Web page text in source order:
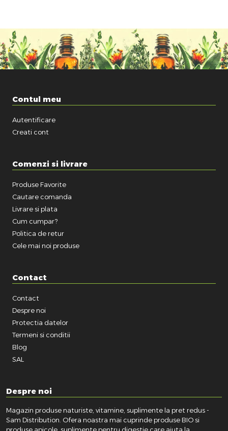
Contul meu
Autentificare
Creati cont
Comenzi si livrare
Produse Favorite
Cautare comanda
Livrare si plata
Cum cumpar?
Politica de retur
Cele mai noi produse
Contact
Contact
Despre noi
Protectia datelor
Termeni si conditii
Blog
SAL
Despre noi
Magazin produse naturiste, vitamine, suplimente la pret redus -
Sam Distribution. Ofera noastra mai cuprinde produse BIO si